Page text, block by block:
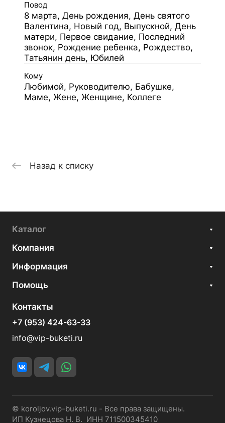
Повод
8 марта, День рождения, День святого
Валентина, Новый год, Выпускной, День
матери, Первое свидание, Последний
звонок, Рождение ребенка, Рождество,
Татьянин день, Юбилей
Кому
Любимой, Руководителю, Бабушке,
Маме, Жене, Женщине, Коллеге
Назад к списку
Каталог
Компания
Информация
Помощь
Контакты
+7 (953) 424-63-33
info@vip-buketi.ru
© koroljov.vip-buketi.ru - Все права защищены.
ИП Кузнецова Н. В. ИНН 711500345410